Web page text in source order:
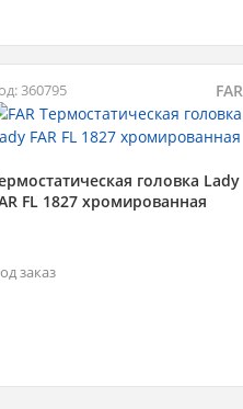
360795 FAR
головка Lady
FL 1827 хромированная
заказ